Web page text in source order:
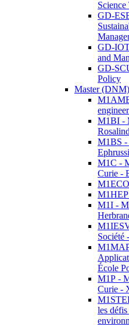
GD-
GD-
and
GD-
Policy
Master (DNM)
M1BI -
M1BS -
M1C -
Curie -
M1I -
Société
École
M1P -
Curie -
les